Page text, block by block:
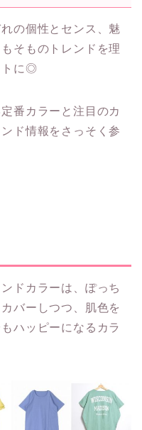
の個性とセンス、魅
そものトレンドを理
トに◎
番カラーと注目のカ
ド情報をさっそく参
ドカラーは、ぽっち
バーしつつ、肌色を
ハッピーになるカラ